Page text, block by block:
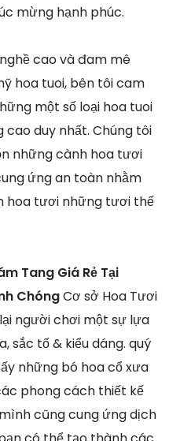
mừng hạnh phúc.
cao và đam mê
hoa tuoi, bên tôi cam
một số loại hoa tuoi
duy nhất. Chúng tôi
những cành hoa tươi
ứng an toàn nhằm
hoa tươi những tươi thế
Tang Giá Rẻ Tại
ChóngCơ sở Hoa Tươi
người chơi một sự lựa
sắc tố & kiểu dáng. quý
những bó hoa cổ xưa
phong cách thiết kế
cũng cung ứng dịch